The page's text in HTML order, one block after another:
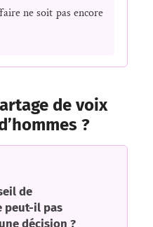
ne soit pas encore
de voix
?
de
peut-il pas
décision ?